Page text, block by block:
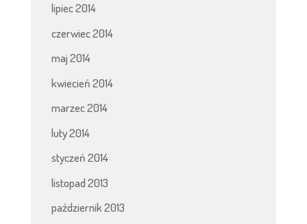
lipiec 2014
czerwiec 2014
maj 2014
kwiecień 2014
marzec 2014
luty 2014
styczeń 2014
listopad 2013
październik 2013